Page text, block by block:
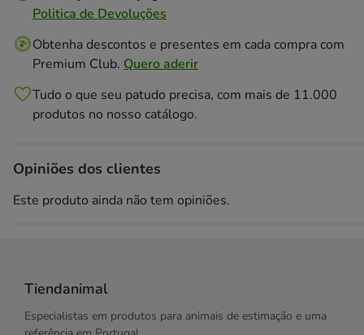
Politica de Devoluções
Obtenha descontos e presentes em cada compra com
Premium Club. Quero aderir
Tudo o que seu patudo precisa, com mais de 11.000
produtos no nosso catálogo.
Opiniões dos clientes
Este produto ainda não tem opiniões.
Tiendanimal
Especialistas em produtos para animais de estimação e uma